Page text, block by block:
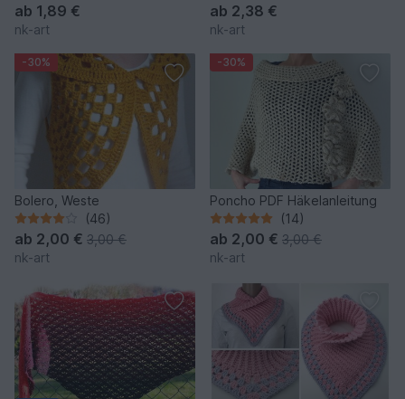
ab 1,89 €
nk-art
ab 2,38 €
nk-art
-30%
Bolero, Weste
(46)
ab 2,00 € 3,00 €
nk-art
-30%
Poncho PDF Häkelanleitung
(14)
ab 2,00 € 3,00 €
nk-art